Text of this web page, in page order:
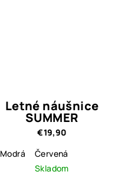
Letné náušnice
SUMMER
€19,90
Modrá
Červená
Skladom